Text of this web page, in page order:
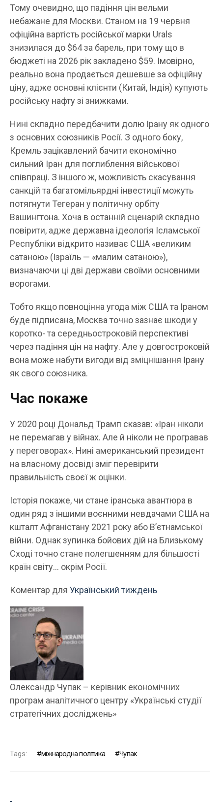
Тому очевидно, що падіння цін вельми
небажане для Москви. Станом на 19 червня
офіційна вартість російської марки Urals
знизилася до $64 за барель, при тому що в
бюджеті на 2026 рік закладено $59. Імовірно,
реально вона продається дешевше за офіційну
ціну, адже основні клієнти (Китай, Індія) купують
російську нафту зі знижками.
Нині складно передбачити долю Ірану як одного
з основних союзників Росії. З одного боку,
Кремль зацікавлений бачити економічно
сильний Іран для поглиблення військової
співпраці. З іншого ж, можливість скасування
санкцій та багатомільярдні інвестиції можуть
потягнути Тегеран у політичну орбіту
Вашингтона. Хоча в останній сценарій складно
повірити, адже державна ідеологія Ісламської
Республіки відкрито називає США «великим
сатаною» (Ізраїль — «малим сатаною»),
визначаючи ці дві держави своїми основними
ворогами.
Тобто якщо повноцінна угода між США та Іраном
буде підписана, Москва точно зазнає шкоди у
коротко- та середньостроковій перспективі
через падіння цін на нафту. Але у довгостроковій
вона може набути вигоди від зміцнішання Ірану
як свого союзника.
Час покаже
У 2020 році Дональд Трамп сказав: «Іран ніколи
не перемагав у війнах. Але й ніколи не програвав
у переговорах». Нині американський президент
на власному досвіді зміг перевірити
правильність своєї ж оцінки.
Історія покаже, чи стане іранська авантюра в
один ряд з іншими воєнними невдачами США на
кшталт Афганістану 2021 року або В’єтнамської
війни. Однак зупинка бойових дій на Близькому
Сході точно стане полегшенням для більшості
країн світу… окрім Росії.
Коментар для Український тиждень
Олександр Чупак – керівник економічних
програм аналітичного центру «Українські студії
стратегічних досліджень»
Tags: міжнародна політика Чупак